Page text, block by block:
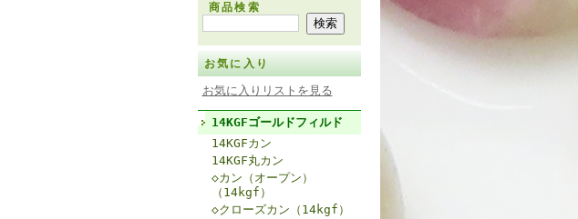
商品検索
お気に入り
お気に入りリストを見る
14KGFゴールドフィルド
14KGFカン
14KGF丸カン
◇カン（オープン）
（14kgf）
◇クローズカン（14kgf）